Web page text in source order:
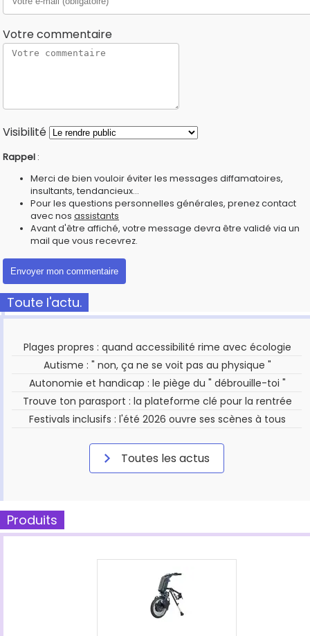
Votre commentaire
Visibilité
Rappel :
Merci de bien vouloir éviter les messages diffamatoires,
insultants, tendancieux...
Pour les questions personnelles générales, prenez contact
avec nos assistants
Avant d'être affiché, votre message devra être validé via un
mail que vous recevrez.
Toute l'actu.
Plages propres : quand accessibilité rime avec écologie
Autisme : " non, ça ne se voit pas au physique "
Autonomie et handicap : le piège du " débrouille-toi "
Trouve ton parasport : la plateforme clé pour la rentrée
Festivals inclusifs : l'été 2026 ouvre ses scènes à tous
Toutes les actus
Produits